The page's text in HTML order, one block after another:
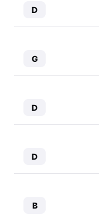
D
G
D
D
B